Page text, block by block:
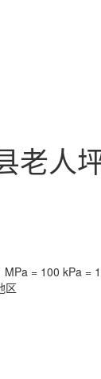
老人
= 100 kPa =
区